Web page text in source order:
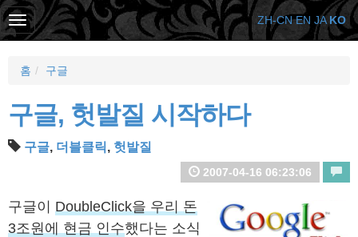
홈 구글
구글, 헛발질 시작하다
구글, 더블클릭 , 헛발질
2007-04-16 06:23:06
구글이 DoubleClick을 우리 돈
3조원에 현금 인수했다는 소식
ZH-CN EN JA KO